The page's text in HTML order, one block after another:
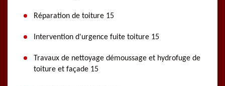
Réparation de toiture 15
Intervention d'urgence fuite toiture 15
Travaux de nettoyage démoussage et hydrofuge de
toiture et façade 15